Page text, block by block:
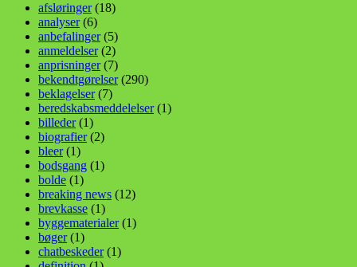
afsløringer(18)
analyser(6)
anbefalinger(5)
anmeldelser(2)
anprisninger(7)
bekendtgørelser(290)
beklagelser(7)
beredskabsmeddelelser(1)
billeder(1)
biografier(2)
bleer(1)
bodsgang (1)
bolde (1)
breaking news (12)
brevkasse (1)
byggematerialer(1)
bøger(1)
chatbeskeder(1)